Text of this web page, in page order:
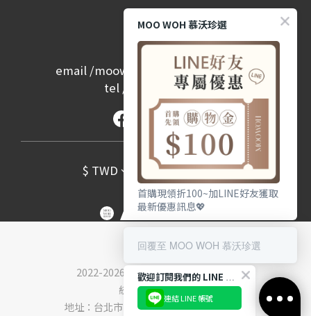
Contact
email /moowoh.service@gmail.com
tel /
(02) 2657-2968
$ TWD English
2022-2026 © 慕沃珍選股份有限公司
統編：90367387
地址：台北市內湖區堤頂大道一段33號3樓
MOO WOH 慕沃珍選
首購現領折100~加LINE好友獲取
最新優惠訊息💖
回覆至 MOO WOH 慕沃珍選
歡迎訂閱我們的 LINE 官方帳號
連結 LINE 帳號